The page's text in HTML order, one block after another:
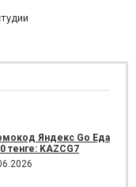
Яндекс Go Еда
тенге: KAZCG7